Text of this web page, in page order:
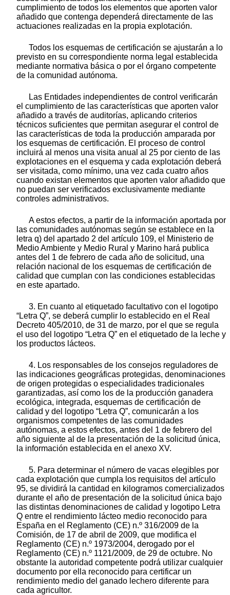
cumplimiento de todos los elementos que aporten valor
añadido que contenga dependerá directamente de las
actuaciones realizadas en la propia explotación.
Todos los esquemas de certificación se ajustarán a lo
previsto en su correspondiente norma legal establecida
mediante normativa básica o por el órgano competente
de la comunidad autónoma.
Las Entidades independientes de control verificarán
el cumplimiento de las características que aporten valor
añadido a través de auditorías, aplicando criterios
técnicos suficientes que permitan asegurar el control de
las características de toda la producción amparada por
los esquemas de certificación. El proceso de control
incluirá al menos una visita anual al 25 por ciento de las
explotaciones en el esquema y cada explotación deberá
ser visitada, como mínimo, una vez cada cuatro años
cuando existan elementos que aporten valor añadido que
no puedan ser verificados exclusivamente mediante
controles administrativos.
A estos efectos, a partir de la información aportada por
las comunidades autónomas según se establece en la
letra q) del apartado 2 del artículo 109, el Ministerio de
Medio Ambiente y Medio Rural y Marino hará publica
antes del 1 de febrero de cada año de solicitud, una
relación nacional de los esquemas de certificación de
calidad que cumplan con las condiciones establecidas
en este apartado.
3. En cuanto al etiquetado facultativo con el logotipo
“Letra Q”, se deberá cumplir lo establecido en el Real
Decreto 405/2010, de 31 de marzo, por el que se regula
el uso del logotipo “Letra Q” en el etiquetado de la leche y
los productos lácteos.
4. Los responsables de los consejos reguladores de
las indicaciones geográficas protegidas, denominaciones
de origen protegidas o especialidades tradicionales
garantizadas, así como los de la producción ganadera
ecológica, integrada, esquemas de certificación de
calidad y del logotipo “Letra Q”, comunicarán a los
organismos competentes de las comunidades
autónomas, a estos efectos, antes del 1 de febrero del
año siguiente al de la presentación de la solicitud única,
la información establecida en el anexo XV.
5. Para determinar el número de vacas elegibles por
cada explotación que cumpla los requisitos del artículo
95, se dividirá la cantidad en kilogramos comercializados
durante el año de presentación de la solicitud única bajo
las distintas denominaciones de calidad y logotipo Letra
Q entre el rendimiento lácteo medio reconocido para
España en el Reglamento (CE) n.º 316/2009 de la
Comisión, de 17 de abril de 2009, que modifica el
Reglamento (CE) n.º 1973/2004, derogado por el
Reglamento (CE) n.º 1121/2009, de 29 de octubre. No
obstante la autoridad competente podrá utilizar cualquier
documento por ella reconocido para certificar un
rendimiento medio del ganado lechero diferente para
cada agricultor.